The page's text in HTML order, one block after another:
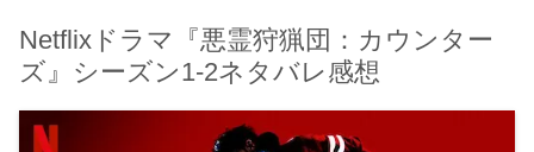
Netflixドラマ『悪霊狩猟団：カウンター
ズ』シーズン1-2ネタバレ感想